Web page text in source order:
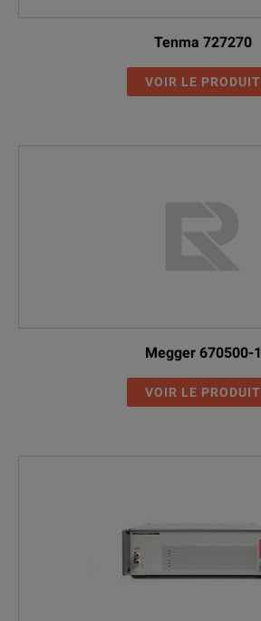
Tenma 727270
VOIR LE PRODUIT
Megger 670500-1
VOIR LE PRODUIT